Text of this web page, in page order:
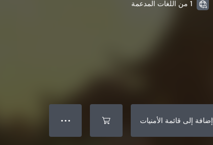
1 من اللغات المدعمة
إضافة إلى قائمة الأمنيات ● ● ●